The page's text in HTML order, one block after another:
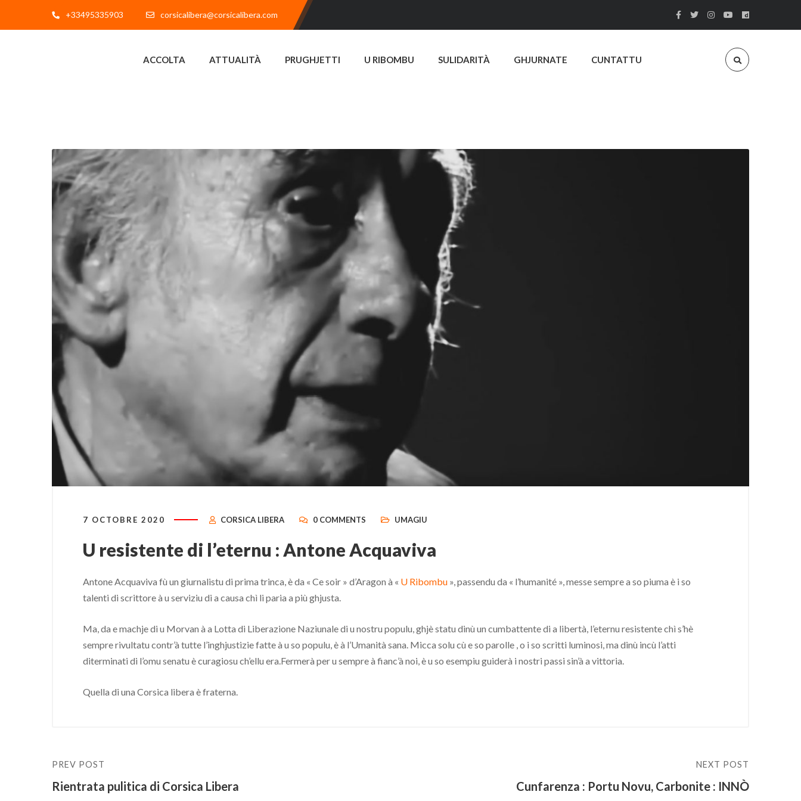
+33495335903 corsicalibera@corsicalibera.com
ACCOLTA ATTUALITÀ PRUGHJETTI U RIBOMBU SULIDARITÀ GHJURNATE CUNTATTU
7 OCTOBRE 2020 CORSICA LIBERA 0 COMMENTS UMAGIU
U resistente di l’eternu : Antone Acquaviva
Antone Acquaviva fù un giurnalistu di prima trinca, è da « Ce soir » d’Aragon à « U Ribombu », passendu da « l’humanité », messe sempre a so piuma è i so
talenti di scrittore à u serviziu di a causa chì li paria a più ghjusta.
Ma, da e machje di u Morvan à a Lotta di Liberazione Naziunale di u nostru populu, ghjè statu dinù un cumbattente di a libertà, l’eternu resistente chì s’hè
sempre rivultatu contr’à tutte l’inghjustizie fatte à u so populu, è à l’Umanità sana. Micca solu cù e so parolle , o i so scritti luminosi, ma dinù incù l’atti
diterminati di l’omu senatu è curagiosu ch’ellu era.Fermerà per u sempre à fianc’à noi, è u so esempiu guiderà i nostri passi sin’à a vittoria.
Quella di una Corsica libera è fraterna.
PREV POST
Rientrata pulitica di Corsica Libera
NEXT POST
Cunfarenza : Portu Novu, Carbonite : INNÒ